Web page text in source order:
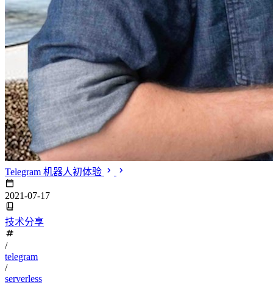
Telegram 机器人初体验
2021-07-17
技术分享
/
telegram
/
serverless